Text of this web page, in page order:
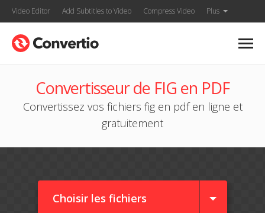
Video Editor Add Subtitles to Video Compress Video Plus
Convertisseur de FIG en PDF
Convertissez vos fichiers fig en pdf en ligne et
gratuitement
Choisir les fichiers